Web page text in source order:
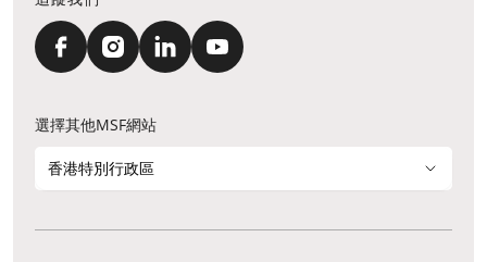
選擇其他MSF網站
香港特別行政區